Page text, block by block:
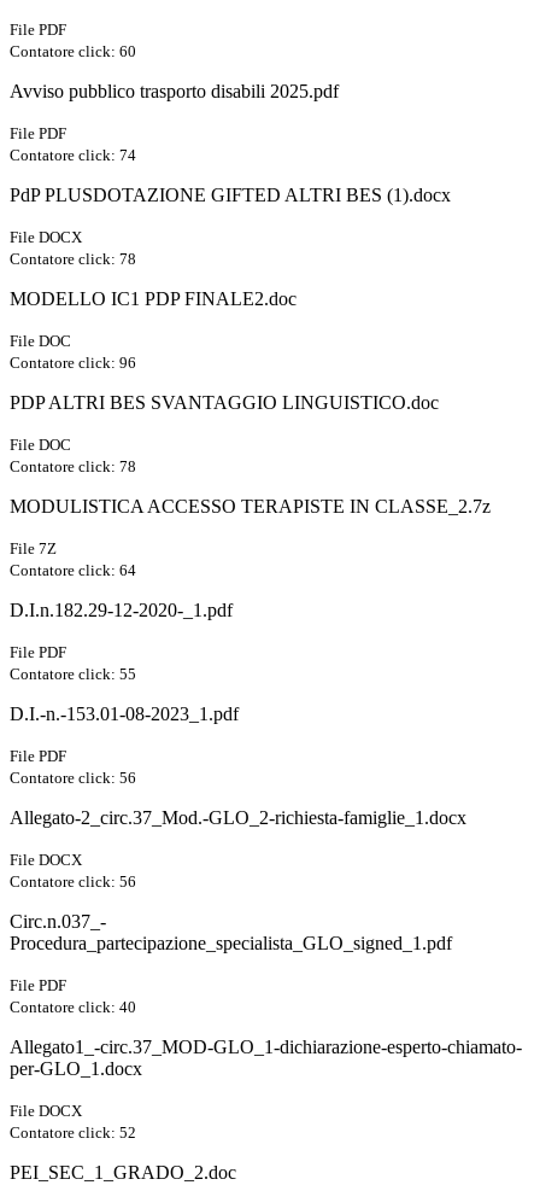
File PDF
Contatore click: 60
Avviso pubblico trasporto disabili 2025.pdf
File PDF
Contatore click: 74
PdP PLUSDOTAZIONE GIFTED ALTRI BES (1).docx
File DOCX
Contatore click: 78
MODELLO IC1 PDP FINALE2.doc
File DOC
Contatore click: 96
PDP ALTRI BES SVANTAGGIO LINGUISTICO.doc
File DOC
Contatore click: 78
MODULISTICA ACCESSO TERAPISTE IN CLASSE_2.7z
File 7Z
Contatore click: 64
D.I.n.182.29-12-2020-_1.pdf
File PDF
Contatore click: 55
D.I.-n.-153.01-08-2023_1.pdf
File PDF
Contatore click: 56
Allegato-2_circ.37_Mod.-GLO_2-richiesta-famiglie_1.docx
File DOCX
Contatore click: 56
Circ.n.037_-
Procedura_partecipazione_specialista_GLO_signed_1.pdf
File PDF
Contatore click: 40
Allegato1_-circ.37_MOD-GLO_1-dichiarazione-esperto-chiamato-
per-GLO_1.docx
File DOCX
Contatore click: 52
PEI_SEC_1_GRADO_2.doc